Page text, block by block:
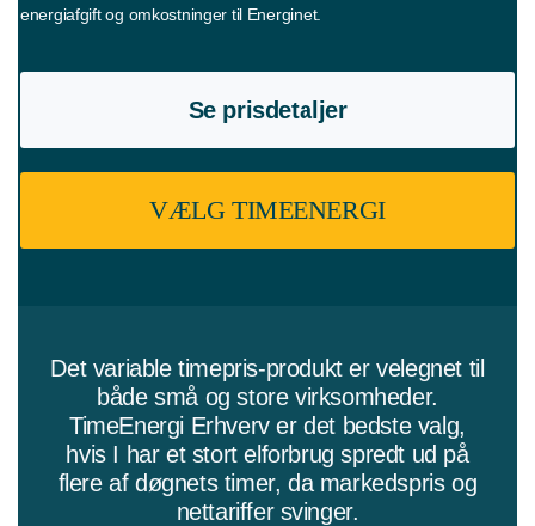
energiafgift og omkostninger til Energinet.
Se prisdetaljer
VÆLG TIMEENERGI
Det variable timepris-produkt er velegnet til
både små og store virksomheder.
TimeEnergi Erhverv er det bedste valg,
hvis I har et stort elforbrug spredt ud på
flere af døgnets timer, da markedspris og
nettariffer svinger.